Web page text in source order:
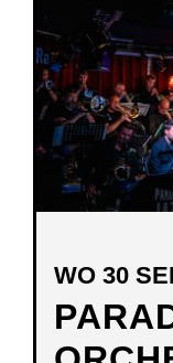
WO 30